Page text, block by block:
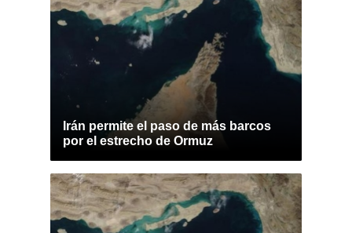
Irán permite el paso de más barcos
por el estrecho de Ormuz